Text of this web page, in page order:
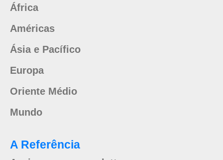
África
Américas
Ásia e Pacífico
Europa
Oriente Médio
Mundo
A Referência